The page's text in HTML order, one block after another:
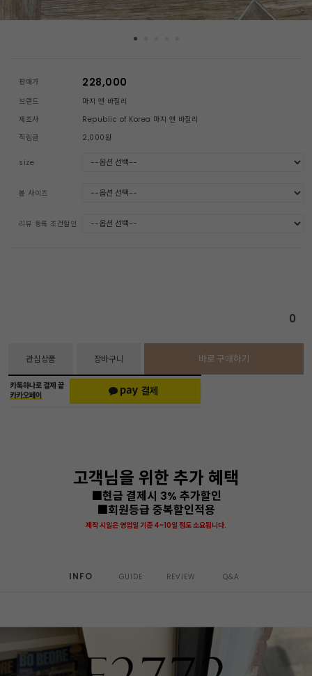
판매가 228,000
브랜드
마지 앤 바질리
제조사
Republic of Korea 마지 앤 바질리
적립금
2,000원
size
볼 사이즈
리뷰 등록 조건할인
0
관심상품 장바구니 바로 구매하기
고객님을 위한 추가 혜택
■현금 결제시 3% 추가할인
■회원등급 중복할인적용
제작 시일은 영업일 기준 4~10일 정도 소요됩니다.
INFO GUIDE REVIEW Q&A